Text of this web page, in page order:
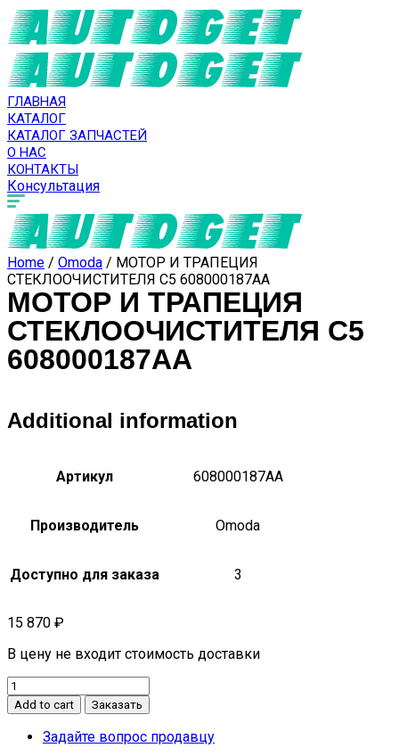
ГЛАВНАЯ
КАТАЛОГ
КАТАЛОГ ЗАПЧАСТЕЙ
О НАС
КОНТАКТЫ
Консультация
Home / Omoda / МОТОР И ТРАПЕЦИЯ
СТЕКЛООЧИСТИТЕЛЯ C5 608000187AA
МОТОР И ТРАПЕЦИЯ
СТЕКЛООЧИСТИТЕЛЯ C5
608000187AA
Additional information
Артикул 608000187AA
Производитель Omoda
Доступно для заказа 3
15 870 ₽
В цену не входит стоимость доставки
МОТОР
И
ТРАПЕЦИЯ
СТЕКЛООЧИСТИТЕЛЯ
Add to cart Заказать
Задайте вопрос продавцу